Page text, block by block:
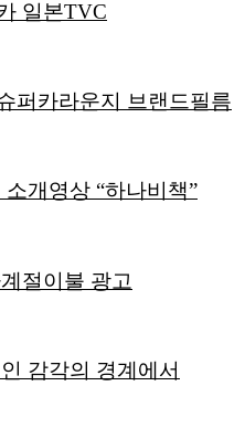
일본TVC
퍼카라운지 브랜드필름
개영상 “하나비책”
절이불 광고
감각의 경계에서